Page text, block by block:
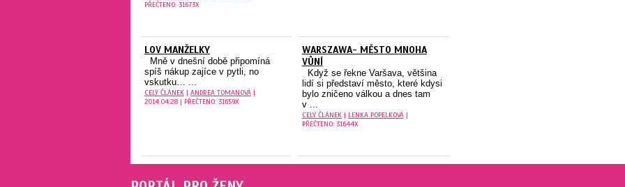
PŘEČTENO: 31673X
LOV MANŽELKY
Mně v dnešní době připomíná
spíš nákup zajíce v pytli, no
vskutku… ...
CELÝ ČLÁNEK | ANDREA TOMANOVÁ |
2014.04.28 | PŘEČTENO: 31659X
WARSZAWA- MĚSTO MNOHA
VŮNÍ
Když se řekne Varšava, většina
lidí si představí město, které kdysi
bylo zničeno válkou a dnes tam
v ...
CELÝ ČLÁNEK| LENKA POPELKOVÁ|
PŘEČTENO: 31644X